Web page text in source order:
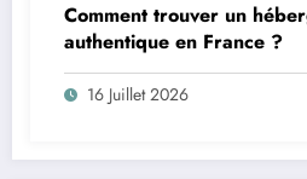
Comment trouver un
authentique en France ?
16 Juillet 2026